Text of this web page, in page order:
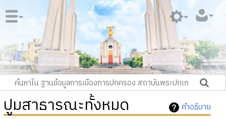
คำอธิบาย
ปูมสาธารณะทั้งหมด